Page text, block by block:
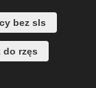
bez sls
do rzęs